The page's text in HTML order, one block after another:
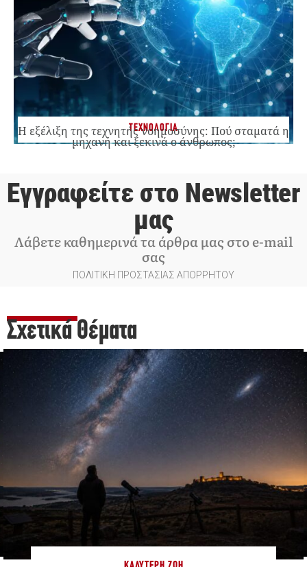
ΤΕΧΝΟΛΟΓΙΑ
Η εξέλιξη της τεχνητής νοημοσύνης: Πού σταματά η
μηχανή και ξεκινά ο άνθρωπος;
Εγγραφείτε στο Newsletter
μας
Λάβετε καθημερινά τα άρθρα μας στο e-mail
σας
ΠΟΛΙΤΙΚΗ ΠΡΟΣΤΑΣΙΑΣ ΑΠΟΡΡΗΤΟΥ
Σχετικά Θέματα